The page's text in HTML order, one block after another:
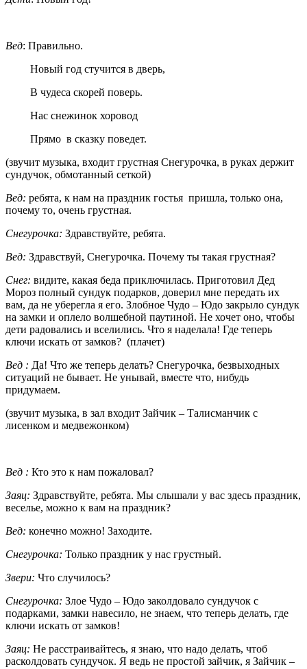
Вед: Правильно.
Новый год стучится в дверь,
В чудеса скорей поверь.
Нас снежинок хоровод
Прямо в сказку поведет.
(звучит музыка, входит грустная Снегурочка, в руках держит
сундучок, обмотанный сеткой)
Вед: ребята, к нам на праздник гостья пришла, только она,
почему то, очень грустная.
Снегурочка: Здравствуйте, ребята.
Вед: Здравствуй, Снегурочка. Почему ты такая грустная?
Снег: видите, какая беда приключилась. Приготовил Дед
Мороз полный сундук подарков, доверил мне передать их
вам, да не уберегла я его. Злобное Чудо – Юдо закрыло сундук
на замки и оплело волшебной паутиной. Не хочет оно, чтобы
дети радовались и вселились. Что я наделала! Где теперь
ключи искать от замков? (плачет)
Вед : Да! Что же теперь делать? Снегурочка, безвыходных
ситуаций не бывает. Не унывай, вместе что, нибудь
придумаем.
(звучит музыка, в зал входит Зайчик – Талисманчик с
лисенком и медвежонком)
Вед : Кто это к нам пожаловал?
Заяц: Здравствуйте, ребята. Мы слышали у вас здесь праздник,
веселье, можно к вам на праздник?
Вед: конечно можно! Заходите.
Снегурочка: Только праздник у нас грустный.
Звери: Что случилось?
Снегурочка: Злое Чудо – Юдо заколдовало сундучок с
подарками, замки навесило, не знаем, что теперь делать, где
ключи искать от замков!
Заяц: Не расстраивайтесь, я знаю, что надо делать, чтоб
расколдовать сундучок. Я ведь не простой зайчик, я Зайчик –